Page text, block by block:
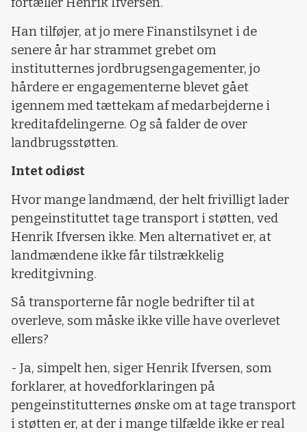
fortæller Henrik Ifversen.
Han tilføjer, at jo mere Finanstilsynet i de
senere år har strammet grebet om
institutternes jordbrugsengagementer, jo
hårdere er engagementerne blevet gået
igennem med tættekam af medarbejderne i
kreditafdelingerne. Og så falder de over
landbrugsstøtten.
Intet odiøst
Hvor mange landmænd, der helt frivilligt lader
pengeinstituttet tage transport i støtten, ved
Henrik Ifversen ikke. Men alternativet er, at
landmændene ikke får tilstrækkelig
kreditgivning.
Så transporterne får nogle bedrifter til at
overleve, som måske ikke ville have overlevet
ellers?
- Ja, simpelt hen, siger Henrik Ifversen, som
forklarer, at hovedforklaringen på
pengeinstitutternes ønske om at tage transport
i støtten er, at der i mange tilfælde ikke er real